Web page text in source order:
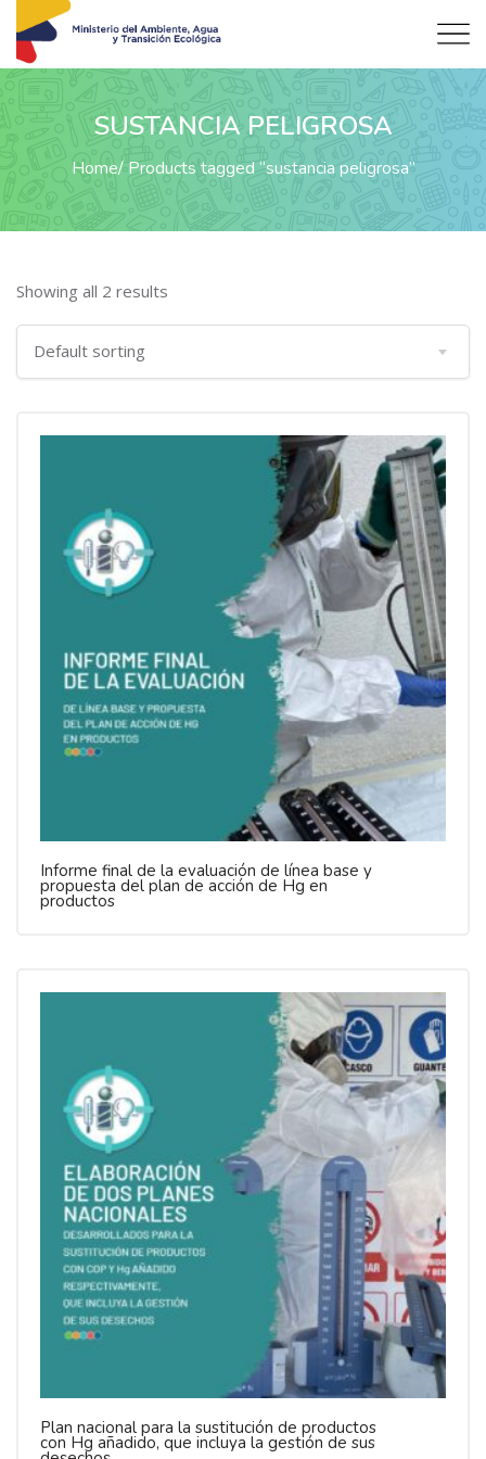
SUSTANCIA PELIGROSA
Home Products tagged “sustancia peligrosa”
Showing all 2 results
Informe final de la evaluación de línea base y
propuesta del plan de acción de Hg en
productos
Plan nacional para la sustitución de productos
con Hg añadido, que incluya la gestión de sus